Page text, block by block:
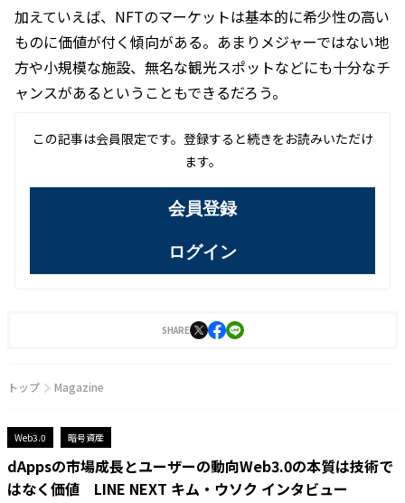
加えていえば、NFTのマーケットは基本的に希少性の高い
ものに価値が付く傾向がある。あまりメジャーではない地
方や小規模な施設、無名な観光スポットなどにも十分なチ
ャンスがあるということもできるだろう。
この記事は会員限定です。登録すると続きをお読みいただけ
ます。
会員登録
ログイン
SHARE
トップ Magazine
Web3.0 暗号資産
dAppsの市場成長とユーザーの動向Web3.0の本質は技術で
はなく価値 LINE NEXT キム・ウソク インタビュー